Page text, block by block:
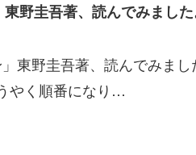
東野圭吾著、読んでみました
東野圭吾著、読んでみま
やく順番になり…